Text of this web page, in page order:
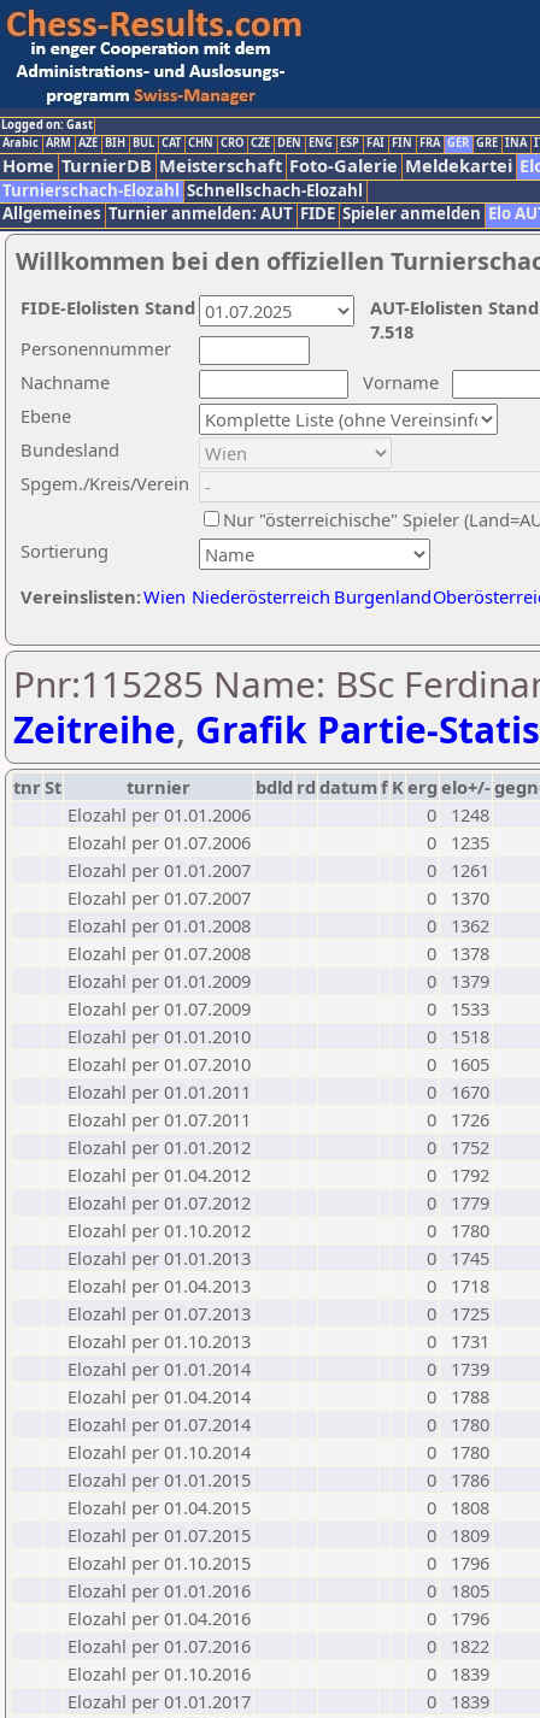
Logged on: Gast
Arabic ARM AZE BIH BUL CAT CHN CRO CZE DEN ENG ESP FAI FIN FRA GER GRE INA
Home TurnierDB Meisterschaft Foto-Galerie Meldekartei
Turnierschach-Elozahl Schnellschach-Elozahl
Allgemeines Turnier anmelden: AUT FIDE Spieler anmelden Elo
Willkommen bei den offiziellen
Nachname
Vorname
Ebene
Sortierung
Personennummer
Bundesland
Spgem./Kreis/Verein
Nur "österreichische" Spieler
Vereinslisten:Wien Niederösterreich Burgenland
AUT-Elolisten
7.518
FIDE-Elolisten Stand
Pnr:115285 Name: BSc
Zeitreihe, Grafik Partie-
tnrSt turnier bdld rd datumf Kerg elo+/-
Elozahl per 01.01.2006
0
1248
Elozahl per 01.07.2006
0
1235
Elozahl per 01.01.2007
0
1261
Elozahl per 01.07.2007
0
1370
Elozahl per 01.01.2008
0
1362
Elozahl per 01.07.2008
0
1378
Elozahl per 01.01.2009
0
1379
Elozahl per 01.07.2009
0
1533
Elozahl per 01.01.2010
0
1518
Elozahl per 01.07.2010
0
1605
Elozahl per 01.01.2011
0
1670
Elozahl per 01.07.2011
0
1726
Elozahl per 01.01.2012
0
1752
Elozahl per 01.04.2012
0
1792
Elozahl per 01.07.2012
0
1779
Elozahl per 01.10.2012
0
1780
Elozahl per 01.01.2013
0
1745
Elozahl per 01.04.2013
0
1718
Elozahl per 01.07.2013
0
1725
Elozahl per 01.10.2013
0
1731
Elozahl per 01.01.2014
0
1739
Elozahl per 01.04.2014
0
1788
Elozahl per 01.07.2014
0
1780
Elozahl per 01.10.2014
0
1780
Elozahl per 01.01.2015
0
1786
Elozahl per 01.04.2015
0
1808
Elozahl per 01.07.2015
0
1809
Elozahl per 01.10.2015
0
1796
Elozahl per 01.01.2016
0
1805
Elozahl per 01.04.2016
0
1796
Elozahl per 01.07.2016
0
1822
Elozahl per 01.10.2016
0
1839
Elozahl per 01.01.2017
0
1839